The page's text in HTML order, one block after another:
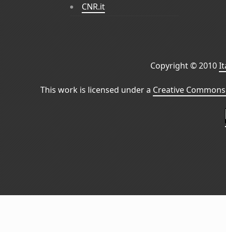
CNR.it
Copyright © 2010
This work is licensed under a Creative